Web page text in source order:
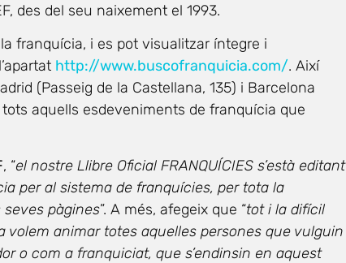
des del seu naixement el 1993.
franquícia, i es pot visualitzar íntegre i
http://www.buscofranquicia.com/. Així
(Passeig de la Castellana, 135) i Barcelona
aquells esdeveniments de franquícia que
, “el nostre Llibre Oficial FRANQUÍCIES s’està editant
per al sistema de franquícies, per tota la
pàgines”. A més, afegeix que “tot i la difícil
volem animar totes aquelles persones que vulguin
o com a franquiciat, que s’endinsin en aquest